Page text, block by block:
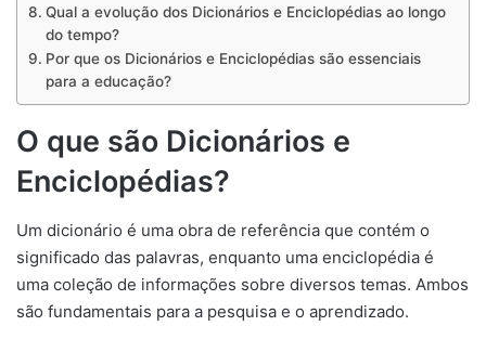
Qual a evolução dos Dicionários e Enciclopédias ao longo
do tempo?
Por que os Dicionários e Enciclopédias são essenciais
para a educação?
O que são Dicionários e
Enciclopédias?
Um dicionário é uma obra de referência que contém o
significado das palavras, enquanto uma enciclopédia é
uma coleção de informações sobre diversos temas. Ambos
são fundamentais para a pesquisa e o aprendizado.